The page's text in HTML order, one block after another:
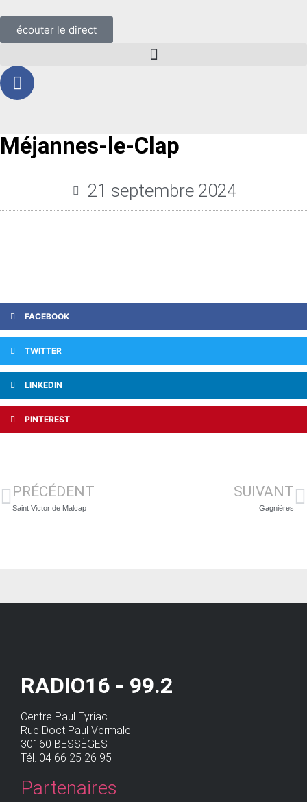
écouter le direct
Méjannes-le-Clap
21 septembre 2024
FACEBOOK
TWITTER
LINKEDIN
PINTEREST
PRÉCÉDENT
Saint Victor de Malcap
SUIVANT
Gagnières
RADIO16 - 99.2
Centre Paul Eyriac
Rue Doct Paul Vermale
30160 BESSÈGES
Tél. 04 66 25 26 95
Partenaires